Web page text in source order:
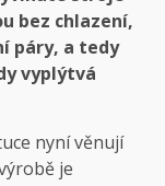
bez chlazení,
páry, a tedy
vyplýtvá
nyní věnují
je